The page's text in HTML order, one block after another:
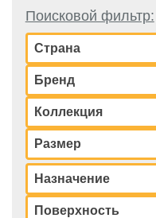
Поисковой фильтр:
Страна
Бренд
Коллекция
Размер
Назначение
Поверхность